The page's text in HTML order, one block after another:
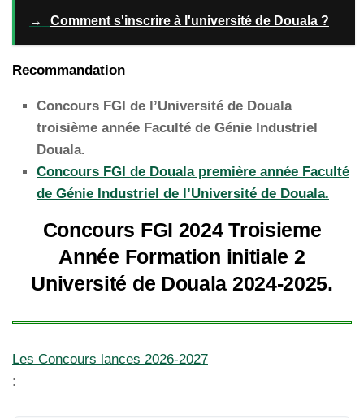
→ Comment s'inscrire à l'université de Douala ?
Recommandation
Concours FGI de l’Université de Douala
troisième année Faculté de Génie Industriel
Douala.
Concours FGI de Douala première année Faculté
de Génie Industriel de l’Université de Douala.
Concours FGI 2024 Troisieme
Année Formation initiale 2
Université de Douala 2024-2025.
Les Concours lances 2026-2027
: